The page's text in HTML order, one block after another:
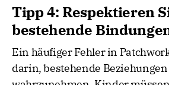
Tipp 4: Respektieren
bestehende
Ein häufiger Fehler in
darin, bestehende